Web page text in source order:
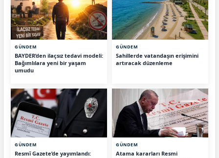
GÜNDEM
BAYDER’den ilaçsız tedavi modeli:
Bağımlılara yeni bir yaşam
umudu
GÜNDEM
Sahillerde vatandaşın erişimini
artıracak düzenleme
GÜNDEM
Resmî Gazete’de yayımlandı:
GÜNDEM
Atama kararları Resmi